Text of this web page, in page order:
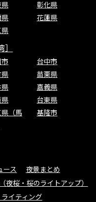
県
彰化県
県
花蓮県
県
台中市
県
苗栗県
県
嘉義県
県
台東県
（馬
基隆市
ース
夜景まとめ
夜桜・桜のライトアップ）
イティング